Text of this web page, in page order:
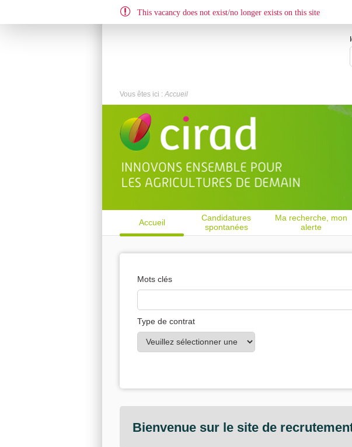
EN FR
Vous êtes ici : Accueil
Accueil
Candidatures
spontanées
Ma recherche, mon
alerte
Mots clés
Type de contrat
This vacancy does not exist/no longer exists on this site
Bienvenue sur le site de